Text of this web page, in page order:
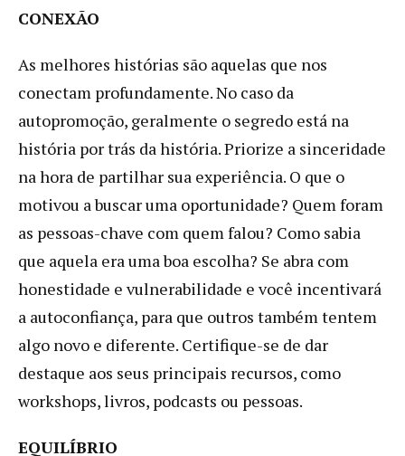
CONEXÃO
As melhores histórias são aquelas que nos
conectam profundamente. No caso da
autopromoção, geralmente o segredo está na
história por trás da história. Priorize a sinceridade
na hora de partilhar sua experiência. O que o
motivou a buscar uma oportunidade? Quem foram
as pessoas-chave com quem falou? Como sabia
que aquela era uma boa escolha? Se abra com
honestidade e vulnerabilidade e você incentivará
a autoconfiança, para que outros também tentem
algo novo e diferente. Certifique-se de dar
destaque aos seus principais recursos, como
workshops, livros, podcasts ou pessoas.
EQUILÍBRIO